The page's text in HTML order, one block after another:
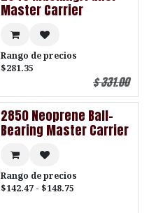
Master Carrier
Rango de precios
$281.35
$331.00
2850 Neoprene Ball-
Bearing Master Carrier
Rango de precios
$142.47 - $148.75